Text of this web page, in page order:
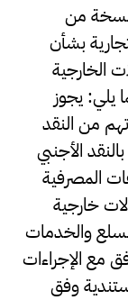
من
بشأن
الخارجية
يلي: يجوز
من النقد
الأجنبي
المصرفية
خارجية
والخدمات
مع الإجراءات
وفق